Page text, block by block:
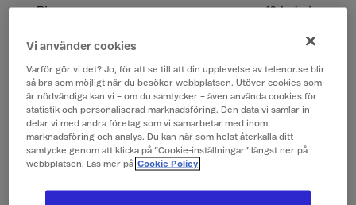
Ringa 19 kr/min
Ta emot samtal
Lyssna på röstbrevlåda 19 kr/min
Skicka sms 4 kr/st
Vi använder cookies
Varför gör vi det? Jo, för att se till att din upplevelse av telenor.se blir
så bra som möjligt när du besöker webbplatsen. Utöver cookies som
är nödvändiga kan vi – om du samtycker – även använda cookies för
statistik och personaliserad marknadsföring. Den data vi samlar in
delar vi med andra företag som vi samarbetar med inom
marknadsföring och analys. Du kan när som helst återkalla ditt
samtycke genom att klicka på ”Cookie-inställningar” längst ner på
webbplatsen. Läs mer på Cookie Policy